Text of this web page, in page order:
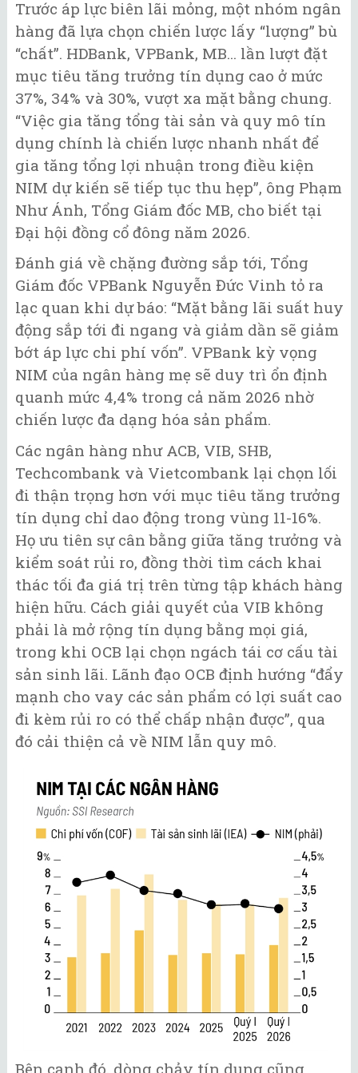
Trước áp lực biên lãi mỏng, một nhóm ngân
hàng đã lựa chọn chiến lược lấy “lượng” bù
“chất”. HDBank, VPBank, MB... lần lượt đặt
mục tiêu tăng trưởng tín dụng cao ở mức
37%, 34% và 30%, vượt xa mặt bằng chung.
“Việc gia tăng tổng tài sản và quy mô tín
dụng chính là chiến lược nhanh nhất để
gia tăng tổng lợi nhuận trong điều kiện
NIM dự kiến sẽ tiếp tục thu hẹp”, ông Phạm
Như Ánh, Tổng Giám đốc MB, cho biết tại
Đại hội đồng cổ đông năm 2026.
Đánh giá về chặng đường sắp tới, Tổng
Giám đốc VPBank Nguyễn Đức Vinh tỏ ra
lạc quan khi dự báo: “Mặt bằng lãi suất huy
động sắp tới đi ngang và giảm dần sẽ giảm
bớt áp lực chi phí vốn”. VPBank kỳ vọng
NIM của ngân hàng mẹ sẽ duy trì ổn định
quanh mức 4,4% trong cả năm 2026 nhờ
chiến lược đa dạng hóa sản phẩm.
Các ngân hàng như ACB, VIB, SHB,
Techcombank và Vietcombank lại chọn lối
đi thận trọng hơn với mục tiêu tăng trưởng
tín dụng chỉ dao động trong vùng 11-16%.
Họ ưu tiên sự cân bằng giữa tăng trưởng và
kiểm soát rủi ro, đồng thời tìm cách khai
thác tối đa giá trị trên từng tập khách hàng
hiện hữu. Cách giải quyết của VIB không
phải là mở rộng tín dụng bằng mọi giá,
trong khi OCB lại chọn ngách tái cơ cấu tài
sản sinh lãi. Lãnh đạo OCB định hướng “đẩy
mạnh cho vay các sản phẩm có lợi suất cao
đi kèm rủi ro có thể chấp nhận được”, qua
đó cải thiện cả về NIM lẫn quy mô.
Bên cạnh đó, dòng chảy tín dụng cũng